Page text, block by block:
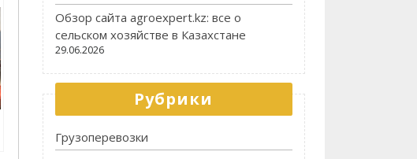
Обзор сайта agroexpert.kz: все о
сельском хозяйстве в Казахстане
29.06.2026
Рубрики
Грузоперевозки